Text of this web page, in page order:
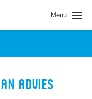
Menu
ADVIES